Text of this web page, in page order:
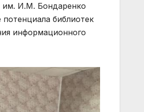
им. И.М. Бондаренко
библиотек
информационного